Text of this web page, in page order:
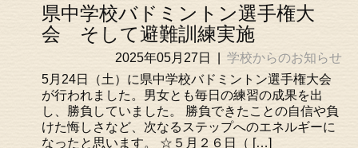
県中学校バドミントン選手権大
会 そして避難訓練実施
2025年05月27日
学校からのお知らせ
5月24日（土）に県中学校バドミントン選手権大会
が行われました。男女とも毎日の練習の成果を出
し、勝負していました。 勝負できたことの自信や負
けた悔しさなど、次なるステップへのエネルギーに
なったと思います。 ☆５月２６日（ […]